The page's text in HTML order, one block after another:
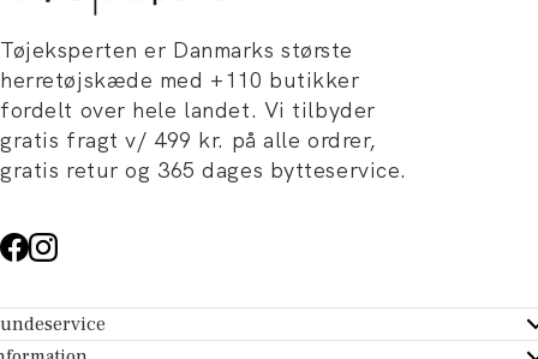
Tøjeksperten er Danmarks største
herretøjskæde med +110 butikker
fordelt over hele landet. Vi tilbyder
gratis fragt v/ 499 kr. på alle ordrer,
gratis retur og 365 dages bytteservice.
- Hjælpecenter